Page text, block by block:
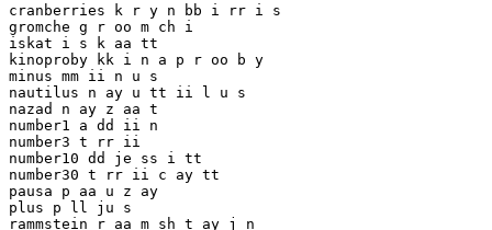
cranberries k r y n bb i rr i s
gromche g r oo m ch i
iskat i s k aa tt
kinoproby kk i n a p r oo b y
minus mm ii n u s
nautilus n ay u tt ii l u s
nazad n ay z aa t
number1 a dd ii n
number3 t rr ii
number10 dd je ss i tt
number30 t rr ii c ay tt
pausa p aa u z ay
plus p ll ju s
rammstein r aa m sh t ay j n